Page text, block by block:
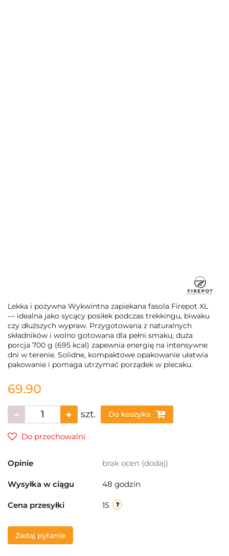
Lekka i pożywna Wykwintna zapiekana fasola Firepot XL
— idealna jako sycący posiłek podczas trekkingu, biwaku
czy dłuższych wypraw. Przygotowana z naturalnych
składników i wolno gotowana dla pełni smaku; duża
porcja 700 g (695 kcal) zapewnia energię na intensywne
dni w terenie. Solidne, kompaktowe opakowanie ułatwia
pakowanie i pomaga utrzymać porządek w plecaku.
69.90
szt. Do koszyka
Do przechowalni
Opinie brak ocen (dodaj)
Wysyłka w ciągu 48 godzin
Cena przesyłki 15
Zadaj pytanie